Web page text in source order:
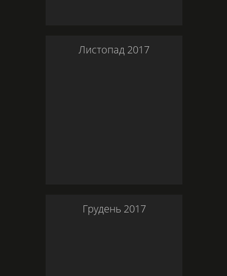
Листопад 2017
Грудень 2017